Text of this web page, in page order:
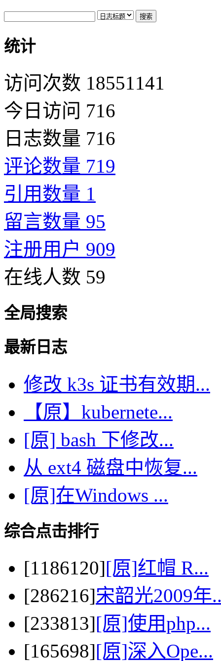
统计
访问次数 18551141
今日访问 716
日志数量 716
评论数量 719
引用数量 1
留言数量 95
注册用户 909
在线人数 59
全局搜索
最新日志
修改 k3s 证书有效期...
【原】kubernete...
[原] bash 下修改...
从 ext4 磁盘中恢复...
[原]在Windows ...
综合点击排行
[1186120][原]红帽 R...
[286216]宋韶光2009年
[233813][原]使用php...
[165698][原]深入Ope...